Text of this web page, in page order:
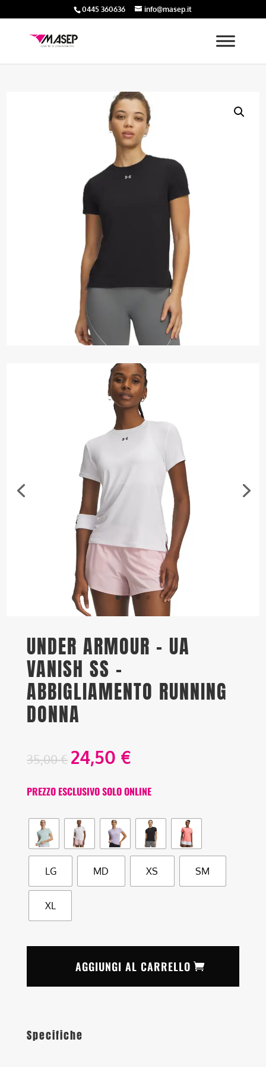
0445 360636 info@masep.it
UNDER ARMOUR – UA
VANISH SS –
ABBIGLIAMENTO RUNNING
DONNA
35,00€ 24,50 €
PREZZO ESCLUSIVO SOLO ONLINE
LG MD XS SM
XL
AGGIUNGI AL CARRELLO
Specifiche